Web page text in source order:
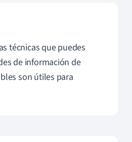
técnicas que puedes
de información de
son útiles para